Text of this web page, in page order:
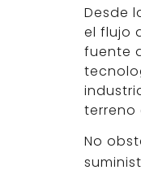
Desde
el flujo
fuente
terreno
No